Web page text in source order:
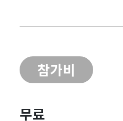
참가비
무료